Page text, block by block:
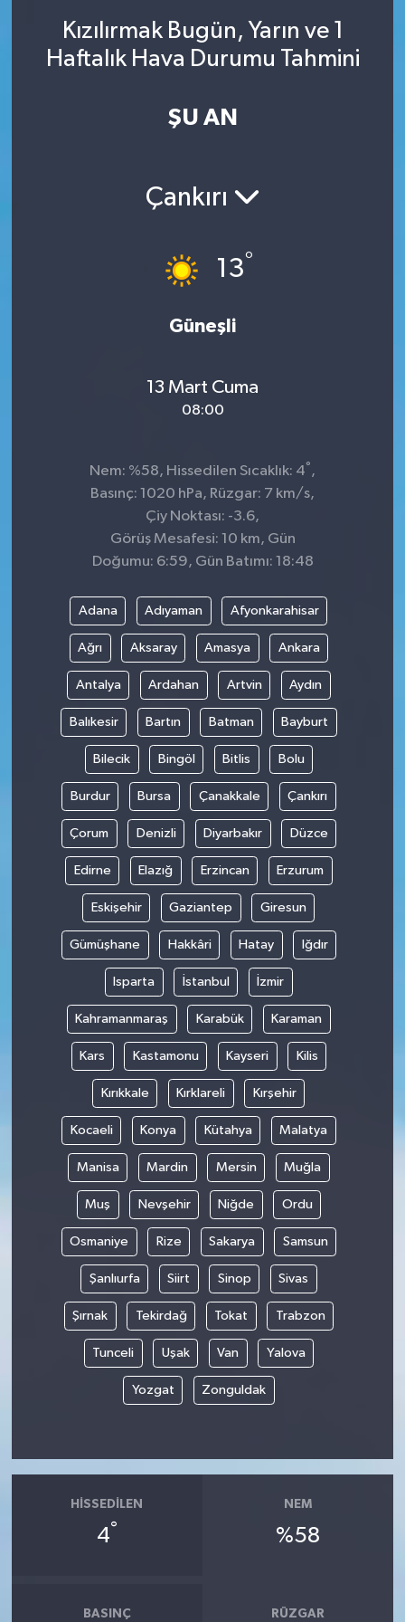
Kızılırmak Bugün, Yarın ve 1
Haftalık Hava Durumu Tahmini
ŞU AN
Çankırı
13°
Güneşli
13 Mart Cuma
08:00
Nem: %58, Hissedilen Sıcaklık: 4° ,
Basınç: 1020 hPa, Rüzgar: 7 km/s,
Çiy Noktası: -3.6,
Görüş Mesafesi: 10 km, Gün
Doğumu: 6:59, Gün Batımı: 18:48
Adana Adıyaman Afyonkarahisar
Ağrı Aksaray Amasya Ankara
Antalya Ardahan Artvin Aydın
Balıkesir Bartın Batman Bayburt
Bilecik Bingöl Bitlis Bolu
Burdur Bursa Çanakkale Çankırı
Çorum Denizli Diyarbakır Düzce
Edirne Elazığ Erzincan Erzurum
Eskişehir Gaziantep Giresun
Gümüşhane Hakkâri Hatay Iğdır
Isparta İstanbul İzmir
Kahramanmaraş Karabük Karaman
Kars Kastamonu Kayseri Kilis
Kırıkkale Kırklareli Kırşehir
Kocaeli Konya Kütahya Malatya
Manisa Mardin Mersin Muğla
Muş Nevşehir Niğde Ordu
Osmaniye Rize Sakarya Samsun
Şanlıurfa Siirt Sinop Sivas
Şırnak Tekirdağ Tokat Trabzon
Tunceli Uşak Van Yalova
Yozgat Zonguldak
HISSEDILEN
4°
NEM
%58
BASINÇ RÜZGAR
SINAVLAR
AKADEMİK/BİLİM